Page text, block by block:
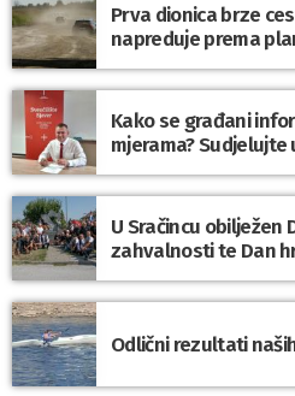
Prva dionica brze
napreduje prema
Kako se građani
mjerama? Sudjelujte
U Sračincu obilježen
zahvalnosti te Dan
Odlični rezultati